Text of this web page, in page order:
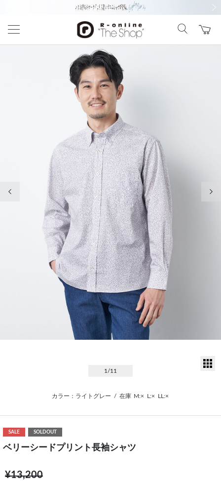
1 /11
カラー：ライトグレー / 在庫 M:× L:× LL:×
SALE SOLDOUT
ベリーシードプリント長袖シャツ
¥13,200